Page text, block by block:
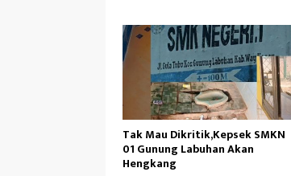
Tak Mau Dikritik,Kepsek SMKN
01 Gunung Labuhan Akan
Hengkang